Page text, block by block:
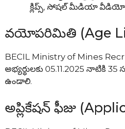
క్లిప్స్, సోషల్ మీడియా
వయోపరిమితి (Age
BECIL Ministry of Mines
అభ్యర్థులకు 05.11.2025 నాటికి
ఉండాలి.
అప్లికేషన్ ఫీజు